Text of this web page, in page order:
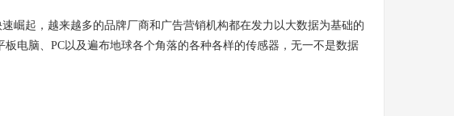
起，越来越多的品牌厂商和广告营销机构都在发力以大数据为基础的
电脑、PC以及遍布地球各个角落的各种各样的传感器，无一不是数据